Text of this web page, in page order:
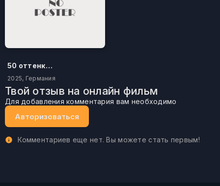
50 оттенков бестселлера
2025, Германия
Твой отзыв на онлайн фильм
Для добавления комментария вам необходимо
Авторизоваться
Комментариев еще нет. Вы можете стать первым!